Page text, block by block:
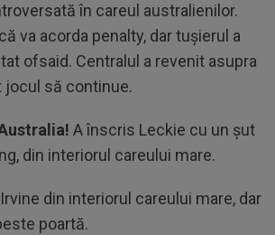
în careul australienilor.
va acorda penalty, dar tușierul a
ofsaid. Centralul a revenit asupra
jocul să continue.
A înscris Leckie cu un șut
din interiorul careului mare.
din interiorul careului mare, dar
poartă.